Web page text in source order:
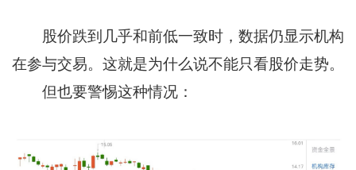
股价跌到几乎和前低一致时，数据仍显示机构
在参与交易。这就是为什么说不能只看股价走势。
但也要警惕这种情况：